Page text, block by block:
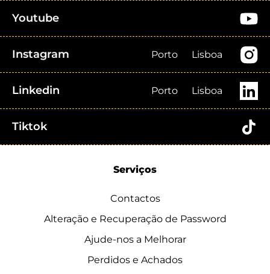
Youtube
Instagram Porto Lisboa
Linkedin Porto Lisboa
Tiktok
Serviços
Contactos
Alteração e Recuperação de Password
Ajude-nos a Melhorar
Perdidos e Achados